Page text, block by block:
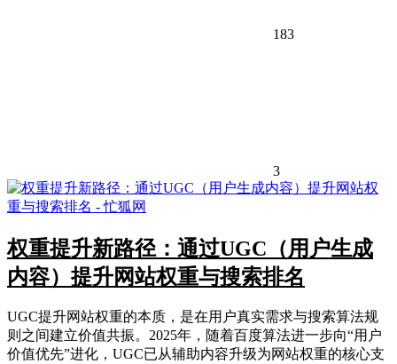
183
3
权重提升新路径：通过UGC（用户生成
内容）提升网站权重与搜索排名
UGC提升网站权重的本质，是在用户真实需求与搜索算法规
则之间建立价值共振。2025年，随着百度算法进一步向“用户
价值优先”进化，UGC已从辅助内容升级为网站权重的核心支